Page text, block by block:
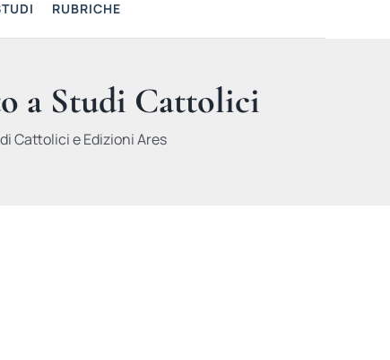
RUBRICHE
a Studi Cattolici
Cattolici e Edizioni Ares